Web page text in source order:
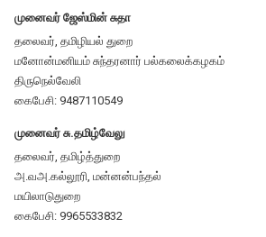
முனைவர் ஜேஸ்மின் சுதா
தலைவர், தமிழியல் துறை
மனோன்மனியம் சுந்தரனார் பல்கலைக்கழகம்
திருநெல்வேலி
கைபேசி: 9487110549
முனைவர் சு.தமிழ்வேலு
தலைவர், தமிழ்த்துறை
அ.வஅ.கல்லூரி, மன்னன்பந்தல்
மயிலாடுதுறை
கைபேசி: 9965533832